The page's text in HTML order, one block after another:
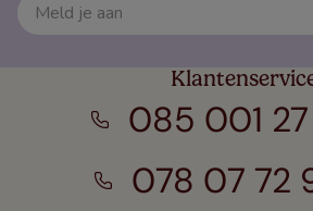
085 001 27
078 07 72